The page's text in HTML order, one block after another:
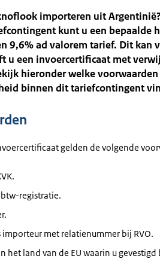
importeren uit
kunt u een bepaalde
9,6% ad valorem tarief. Dit kan
u een invoercertificaat met
hieronder welke voorwaarden
binnen dit tariefcontingent
gelden de volgende
registratie.
importeur met relatienummer bij RVO.
het land van de EU waarin u gevestigd